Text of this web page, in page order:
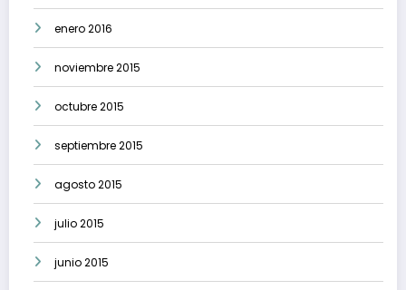
enero 2016
noviembre 2015
octubre 2015
septiembre 2015
agosto 2015
julio 2015
junio 2015